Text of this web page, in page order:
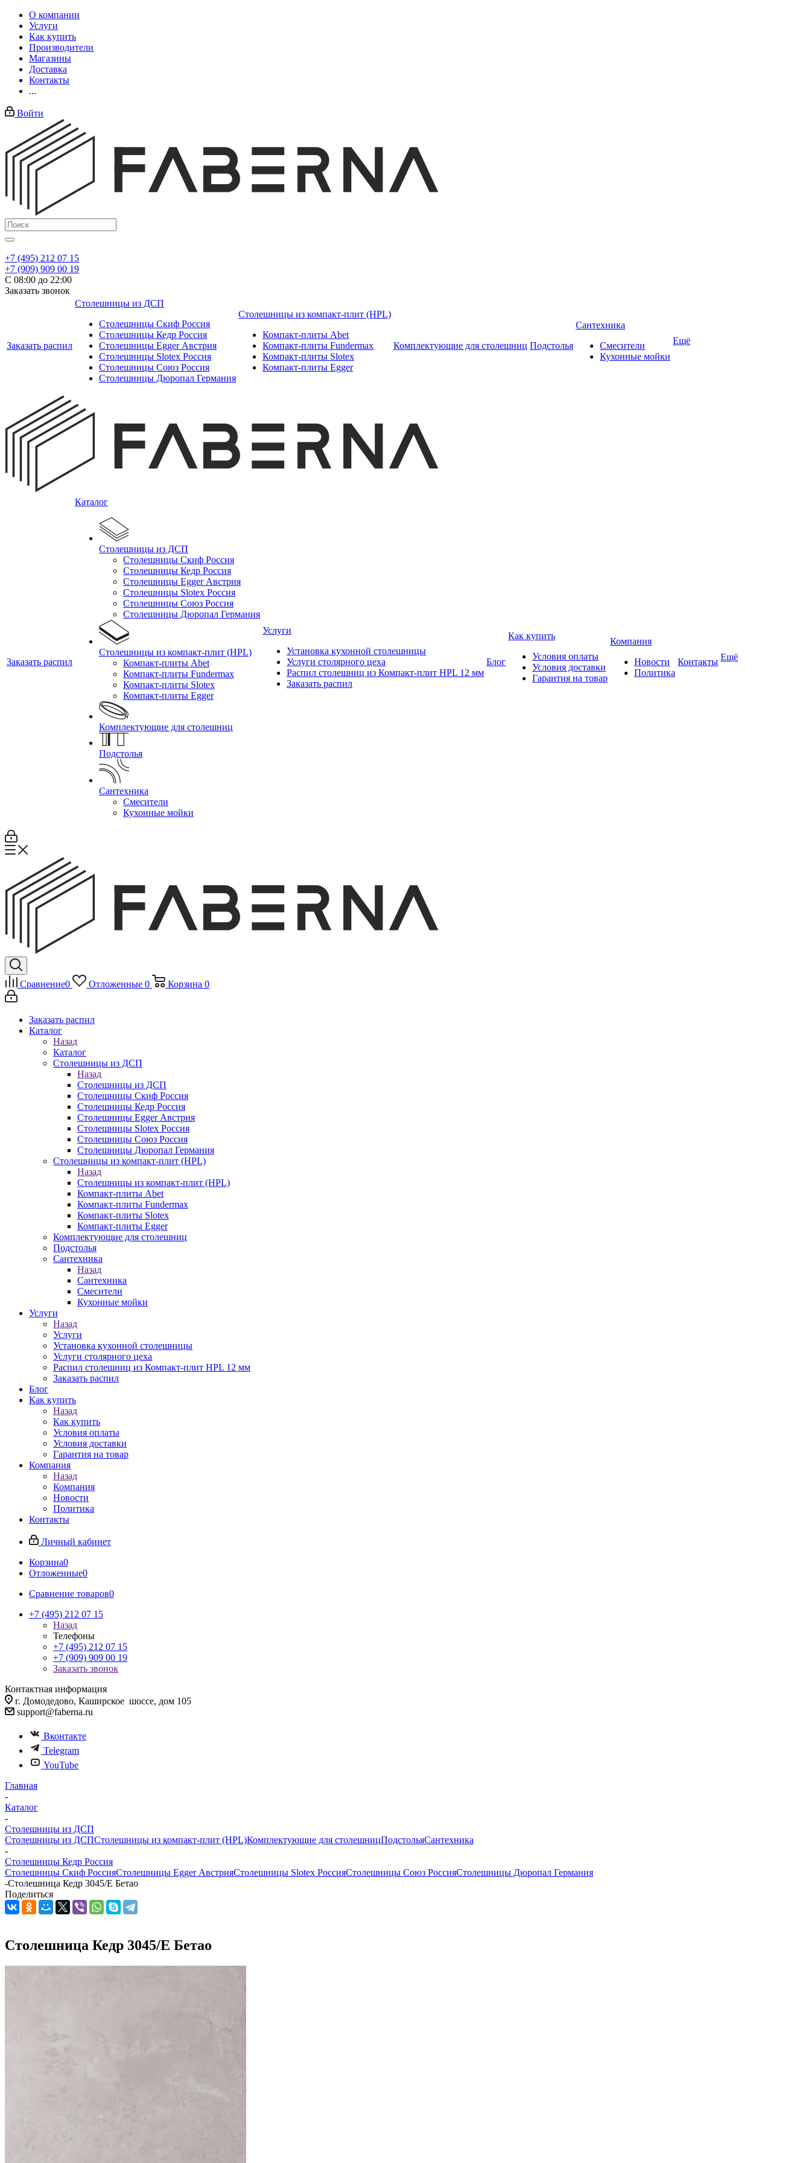
О компании
Услуги
Как купить
Производители
Магазины
Доставка
Контакты
...
Войти
+7 (495) 212 07 15
+7 (909) 909 00 19
С 08:00 до 22:00
Заказать звонок
Заказать распил
Столешницы из ДСП
Столешницы Скиф Россия
Столешницы Кедр Россия
Столешницы Egger Австрия
Столешницы Slotex Россия
Столешницы Союз Россия
Столешницы Дюропал Германия
Столешницы из компакт-плит (HPL)
Компакт-плиты Abet
Компакт-плиты Fundermax
Компакт-плиты Slotex
Компакт-плиты Egger
Комплектующие для столешниц Подстолья
Сантехника
Смесители
Кухонные мойки
Ещё
Заказать распил
Каталог
Столешницы из ДСП
Столешницы Скиф Россия
Столешницы Кедр Россия
Столешницы Egger Австрия
Столешницы Slotex Россия
Столешницы Союз Россия
Столешницы Дюропал Германия
Столешницы из компакт-плит (HPL)
Компакт-плиты Abet
Компакт-плиты Fundermax
Компакт-плиты Slotex
Компакт-плиты Egger
Комплектующие для столешниц
Подстолья
Сантехника
Смесители
Кухонные мойки
Услуги
Установка кухонной столешницы
Услуги столярного цеха
Распил столешниц из Компакт-плит HPL 12 мм
Заказать распил
Блог
Как купить
Условия оплаты
Условия доставки
Гарантия на товар
Компания
Новости
Политика
Контакты Ещё
Сравнение0 Отложенные 0 Корзина 0
Заказать распил
Каталог
Назад
Каталог
Столешницы из ДСП
Назад
Столешницы из ДСП
Столешницы Скиф Россия
Столешницы Кедр Россия
Столешницы Egger Австрия
Столешницы Slotex Россия
Столешницы Союз Россия
Столешницы Дюропал Германия
Столешницы из компакт-плит (HPL)
Назад
Столешницы из компакт-плит (HPL)
Компакт-плиты Abet
Компакт-плиты Fundermax
Компакт-плиты Slotex
Компакт-плиты Egger
Комплектующие для столешниц
Подстолья
Сантехника
Назад
Сантехника
Смесители
Кухонные мойки
Услуги
Назад
Услуги
Установка кухонной столешницы
Услуги столярного цеха
Распил столешниц из Компакт-плит HPL 12 мм
Заказать распил
Блог
Как купить
Назад
Как купить
Условия оплаты
Условия доставки
Гарантия на товар
Компания
Назад
Компания
Новости
Политика
Контакты
Личный кабинет
Корзина0
Отложенные0
Сравнение товаров0
+7 (495) 212 07 15
Назад
Телефоны
+7 (495) 212 07 15
+7 (909) 909 00 19
Заказать звонок
Контактная информация
г. Домодедово, Каширское шоссе, дом 105
support@faberna.ru
Вконтакте
Telegram
YouTube
Главная
-
Каталог
-
Столешницы из ДСП
Столешницы из ДСПСтолешницы из компакт-плит (HPL)Комплектующие для столешницПодстольяСантехника
-
Столешницы Кедр Россия
Столешницы Скиф РоссияСтолешницы Egger АвстрияСтолешницы Slotex РоссияСтолешницы Союз РоссияСтолешницы Дюропал Германия
-Столешница Кедр 3045/E Бетао
Поделиться
Столешница Кедр 3045/E Бетао